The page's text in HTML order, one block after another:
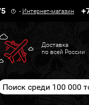
- Интернет-магазин
Доставка
по всей России